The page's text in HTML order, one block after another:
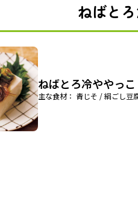
ねばと
ねばとろ冷ややっこ
主な食材： 青じそ / 絹ごし豆